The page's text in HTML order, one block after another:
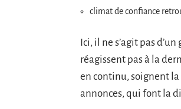
climat de confiance
Ici, il ne s’agit pas
réagissent pas à la
en continu, soignent la
annonces, qui font la